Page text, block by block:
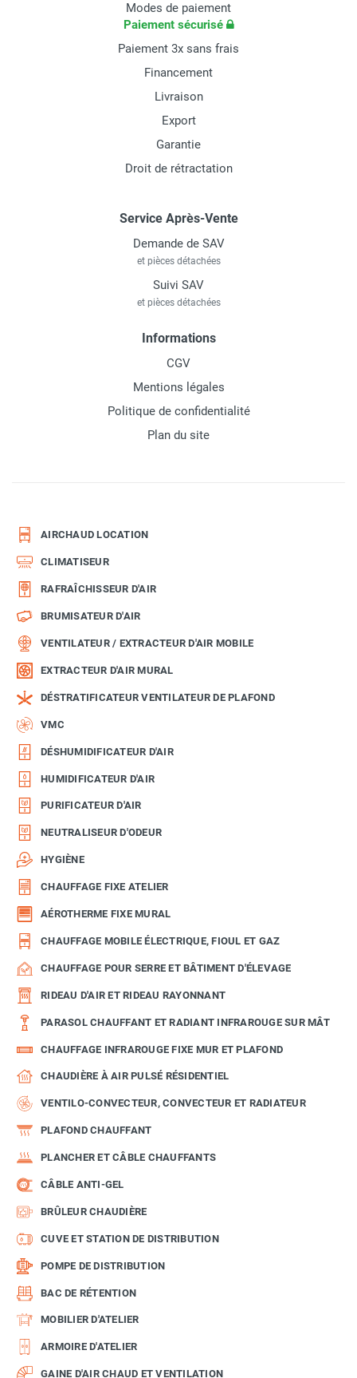
Modes de paiement
Paiement sécurisé
Paiement 3x sans frais
Financement
Livraison
Export
Garantie
Droit de rétractation
Service Après-Vente
Demande de SAV
et pièces détachées
Suivi SAV
et pièces détachées
Informations
CGV
Mentions légales
Politique de confidentialité
Plan du site
AIRCHAUD LOCATION
CLIMATISEUR
RAFRAÎCHISSEUR D'AIR
BRUMISATEUR D'AIR
VENTILATEUR / EXTRACTEUR D'AIR MOBILE
EXTRACTEUR D'AIR MURAL
DÉSTRATIFICATEUR VENTILATEUR DE PLAFOND
VMC
DÉSHUMIDIFICATEUR D'AIR
HUMIDIFICATEUR D'AIR
PURIFICATEUR D'AIR
NEUTRALISEUR D'ODEUR
HYGIÈNE
CHAUFFAGE FIXE ATELIER
AÉROTHERME FIXE MURAL
CHAUFFAGE MOBILE ÉLECTRIQUE, FIOUL ET GAZ
CHAUFFAGE POUR SERRE ET BÂTIMENT D'ÉLEVAGE
RIDEAU D'AIR ET RIDEAU RAYONNANT
PARASOL CHAUFFANT ET RADIANT INFRAROUGE SUR MÂT
CHAUFFAGE INFRAROUGE FIXE MUR ET PLAFOND
CHAUDIÈRE À AIR PULSÉ RÉSIDENTIEL
VENTILO-CONVECTEUR, CONVECTEUR ET RADIATEUR
PLAFOND CHAUFFANT
PLANCHER ET CÂBLE CHAUFFANTS
CÂBLE ANTI-GEL
BRÛLEUR CHAUDIÈRE
CUVE ET STATION DE DISTRIBUTION
POMPE DE DISTRIBUTION
BAC DE RÉTENTION
MOBILIER D'ATELIER
ARMOIRE D'ATELIER
GAINE D'AIR CHAUD ET VENTILATION